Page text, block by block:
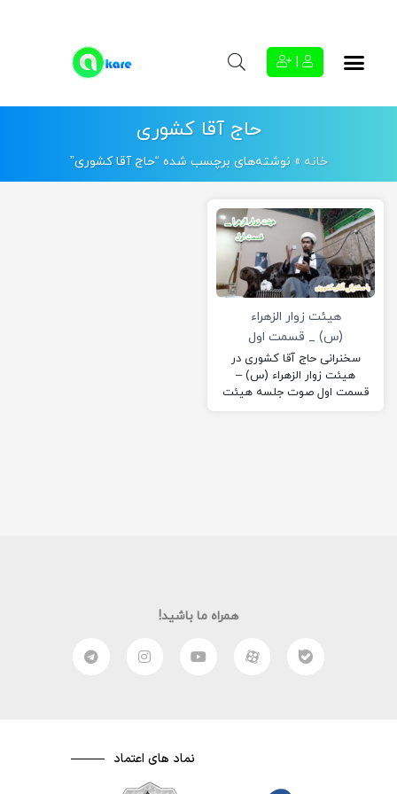
حاج آقا کشوری
خانه » نوشته‌های برچسب شده “حاج آقا کشوری”
هیئت زوار الزهراء
(س) _ قسمت اول
سخنرانی حاج آقا کشوری در
هیئت زوار الزهراء (س) –
قسمت اول​​ صوت جلسه هیئت
همراه ما باشید!
نماد های اعتماد